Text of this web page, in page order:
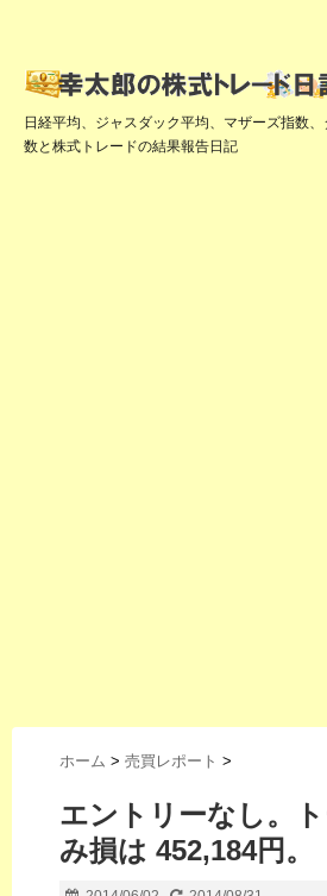
日経平均、ジャスダック平均、マザーズ指数
数と株式トレードの結果報告日記
ホーム > 売買レポート >
エントリーなし。
み損は 452,184円。